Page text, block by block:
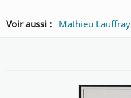
Voir aussi : Mathieu Lauffray